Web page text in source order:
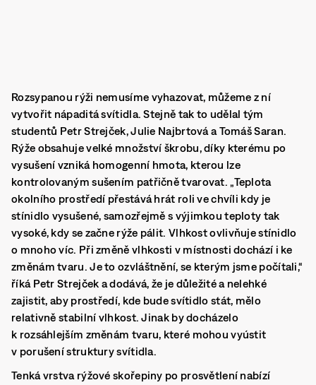
Rozsypanou rýži nemusíme vyhazovat, můžeme z ní
vytvořit nápaditá svítidla. Stejně tak to udělal tým
studentů Petr Strejček, Julie Najbrtová a Tomáš Saran.
Rýže obsahuje velké množství škrobu, díky kterému po
vysušení vzniká homogenní hmota, kterou lze
kontrolovaným sušením patřičně tvarovat. „Teplota
okolního prostředí přestává hrát roli ve chvíli kdy je
stínidlo vysušené, samozřejmě s výjimkou teploty tak
vysoké, kdy se začne rýže pálit. Vlhkost ovlivňuje stínidlo
o mnoho víc. Při změně vlhkosti v místnosti dochází i ke
změnám tvaru. Je to ozvláštnění, se kterým jsme počítali,“
říká Petr Strejček a dodává, že je důležité a nelehké
zajistit, aby prostředí, kde bude svítidlo stát, mělo
relativně stabilní vlhkost. Jinak by docházelo
k rozsáhlejším změnám tvaru, které mohou vyústit
v porušení struktury svítidla.
Tenká vrstva rýžové skořepiny po prosvětlení nabízí